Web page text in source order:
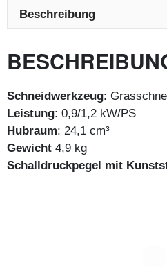
Beschreibung
Schneidwerkzeug:
Leistung: 0,9/1,2 kW/PS
Hubraum: 24,1 cm³
Gewicht 4,9 kg
Schalldruckpegel mit